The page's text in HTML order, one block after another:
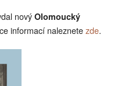
nový Olomoucký
informací naleznetezde.